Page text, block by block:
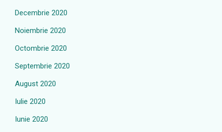
Decembrie 2020
Noiembrie 2020
Octombrie 2020
Septembrie 2020
August 2020
Iulie 2020
Iunie 2020